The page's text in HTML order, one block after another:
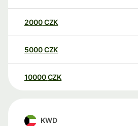
2000CZK
5000CZK
10000 CZK
KWD